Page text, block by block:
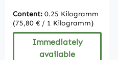
Content: 0.25 Kilogramm
(75,80 € / 1 Kilogramm)
Immediately
available